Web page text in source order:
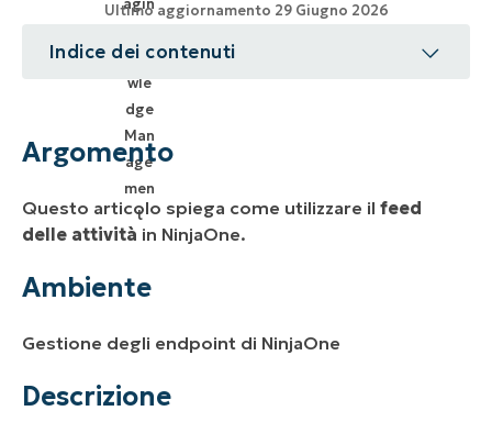
Ultimo aggiornamento 29 Giugno 2026
Indice dei contenuti
Ambiente
Descrizione
Risorse aggiuntive
Argomento
Questo articolo spiega come utilizzare il feed
delle attività in NinjaOne.
Ambiente
Gestione degli endpoint di NinjaOne
Descrizione